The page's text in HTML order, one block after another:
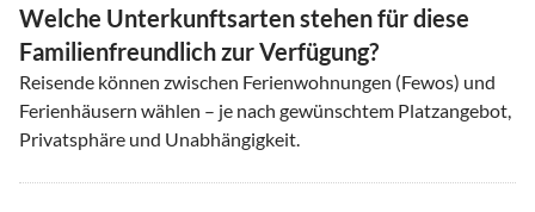
Welche Unterkunftsarten stehen für diese
Familienfreundlich zur Verfügung?
Reisende können zwischen Ferienwohnungen (Fewos) und
Ferienhäusern wählen – je nach gewünschtem Platzangebot,
Privatsphäre und Unabhängigkeit.